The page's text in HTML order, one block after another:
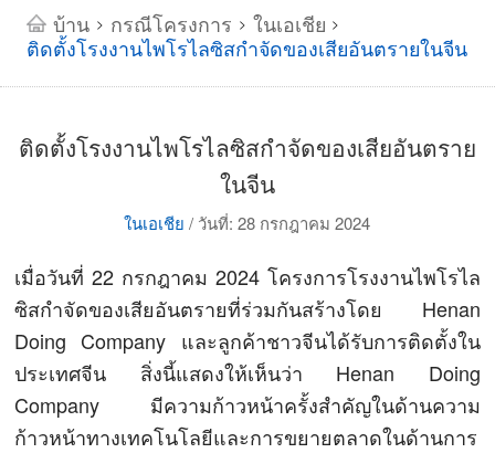
บ้าน > กรณีโครงการ > ในเอเชีย >
ติดตั้งโรงงานไพโรไลซิสกำจัดของเสียอันตรายในจีน
ติดตั้งโรงงานไพโรไลซิสกำจัดของเสียอันตราย
ในจีน
ในเอเชีย / วันที่: 28 กรกฎาคม 2024
เมื่อวันที่ 22 กรกฎาคม 2024 โครงการโรงงานไพโรไล
ซิสกำจัดของเสียอันตรายที่ร่วมกันสร้างโดย Henan
Doing Company และลูกค้าชาวจีนได้รับการติดตั้งใน
ประเทศจีน สิ่งนี้แสดงให้เห็นว่า Henan Doing
Company มีความก้าวหน้าครั้งสำคัญในด้านความ
ก้าวหน้าทางเทคโนโลยีและการขยายตลาดในด้านการ